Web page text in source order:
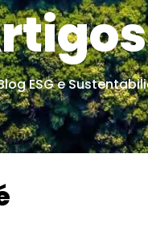
ESG e